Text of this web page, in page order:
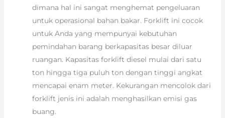
dimana hal ini sangat menghemat pengeluaran
untuk operasional bahan bakar. Forklift ini cocok
untuk Anda yang mempunyai kebutuhan
pemindahan barang berkapasitas besar diluar
ruangan. Kapasitas forklift diesel mulai dari satu
ton hingga tiga puluh ton dengan tinggi angkat
mencapai enam meter. Kekurangan mencolok dari
forklift jenis ini adalah menghasilkan emisi gas
buang.